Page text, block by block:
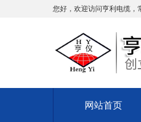
您好，欢迎访问亨利电缆，
网站首页